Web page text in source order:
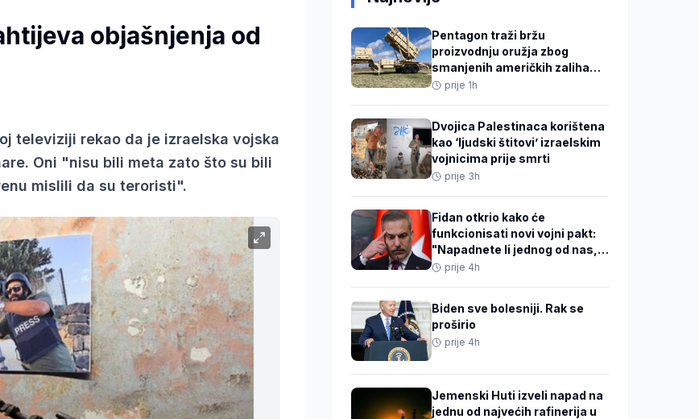
objašnjenja od
televiziji rekao da je izraelska vojska
Oni "nisu bili meta zato što su bili
mislili da su teroristi".
Pentagon traži bržu
proizvodnju oružja zbog
smanjenih američkih zaliha
projektila
prije 1h
Dvojica Palestinaca korištena
kao ‘ljudski štitovi’ izraelskim
vojnicima prije smrti
prije 3h
Fidan otkrio kako će
funkcionisati novi vojni pakt:
"Napadnete li jednog od nas,
napali ste sve"
prije 4h
Biden sve bolesniji. Rak se
proširio
prije 4h
Jemenski Huti izveli napad na
jednu od najvećih rafinerija u